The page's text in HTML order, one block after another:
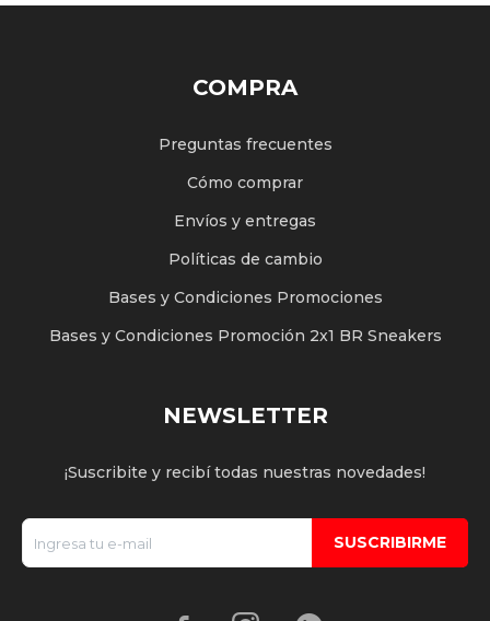
COMPRA
Preguntas frecuentes
Cómo comprar
Envíos y entregas
Políticas de cambio
Bases y Condiciones Promociones
Bases y Condiciones Promoción 2x1 BR Sneakers
NEWSLETTER
¡Suscribite y recibí todas nuestras novedades!
SUSCRIBIRME